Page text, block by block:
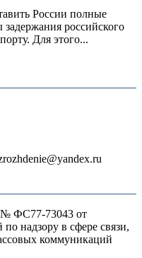
России полные
российского
Для этого...
ФС77-73043 от
надзору в сфере связи,
коммуникаций